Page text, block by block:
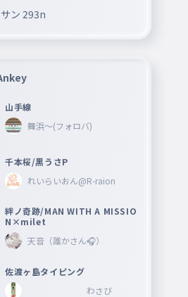
ン 293n
山手線
舞浜〜(フォロバ)
千本桜/黒うさP
れいらいおん@R-raion
絆ノ奇跡/MAN WITH A MISSIO
N×milet
天音（誰かさん🎧）
佐渡ヶ島タイピング
わさび